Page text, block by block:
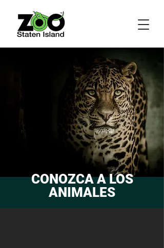
CONOZCA A LOS
ANIMALES